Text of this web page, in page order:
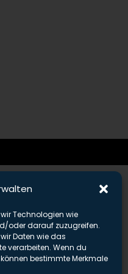
Technologien wie
oder darauf zuzugreifen.
Daten wie das
verarbeiten. Wenn du
bestimmte Merkmale